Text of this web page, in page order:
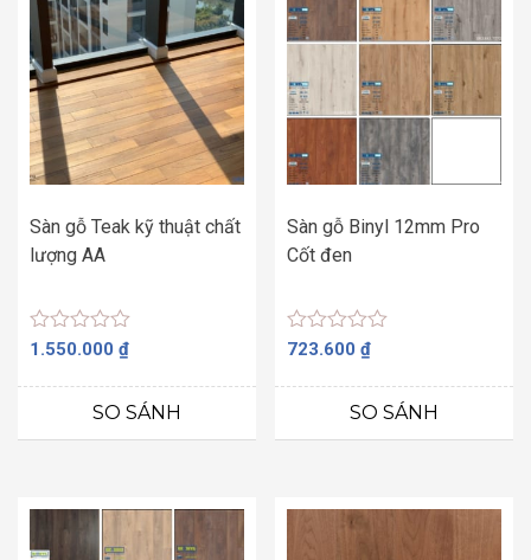
Sàn gỗ Teak kỹ thuật chất
lượng AA
Được
hạng
sao
1.550.000 ₫
SO SÁNH
Sàn gỗ Binyl 12mm Pro
Cốt đen
Được
hạng
sao
723.600₫
SO SÁNH